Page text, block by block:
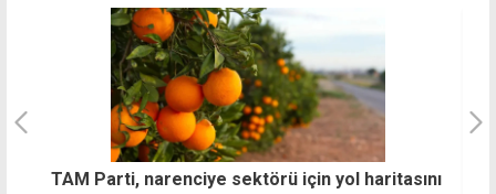
TAM Parti, narenciye sektörü için yol haritasını